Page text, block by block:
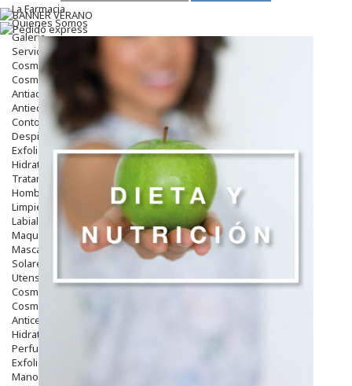
La Farmacia
Quienes Somos
Galeria
Servicios
Cosmética
Cosmética Facial
Antiacné
Antiedad
Contorno De Ojos
Despigmentantes
Exfoliantes
Hidratantes
Tratamientos De Noche
Hombre
Limpieza
Labiales
Maquillajes Y Color
Mascarillas
Solares
Utensilios
Cosmética Capilar
Cosmética Corporal
Anticelulíticos
Hidratantes Corporales
Perfumes Y Colonias
Exfoliantes Corporales
Manos Y Uñas